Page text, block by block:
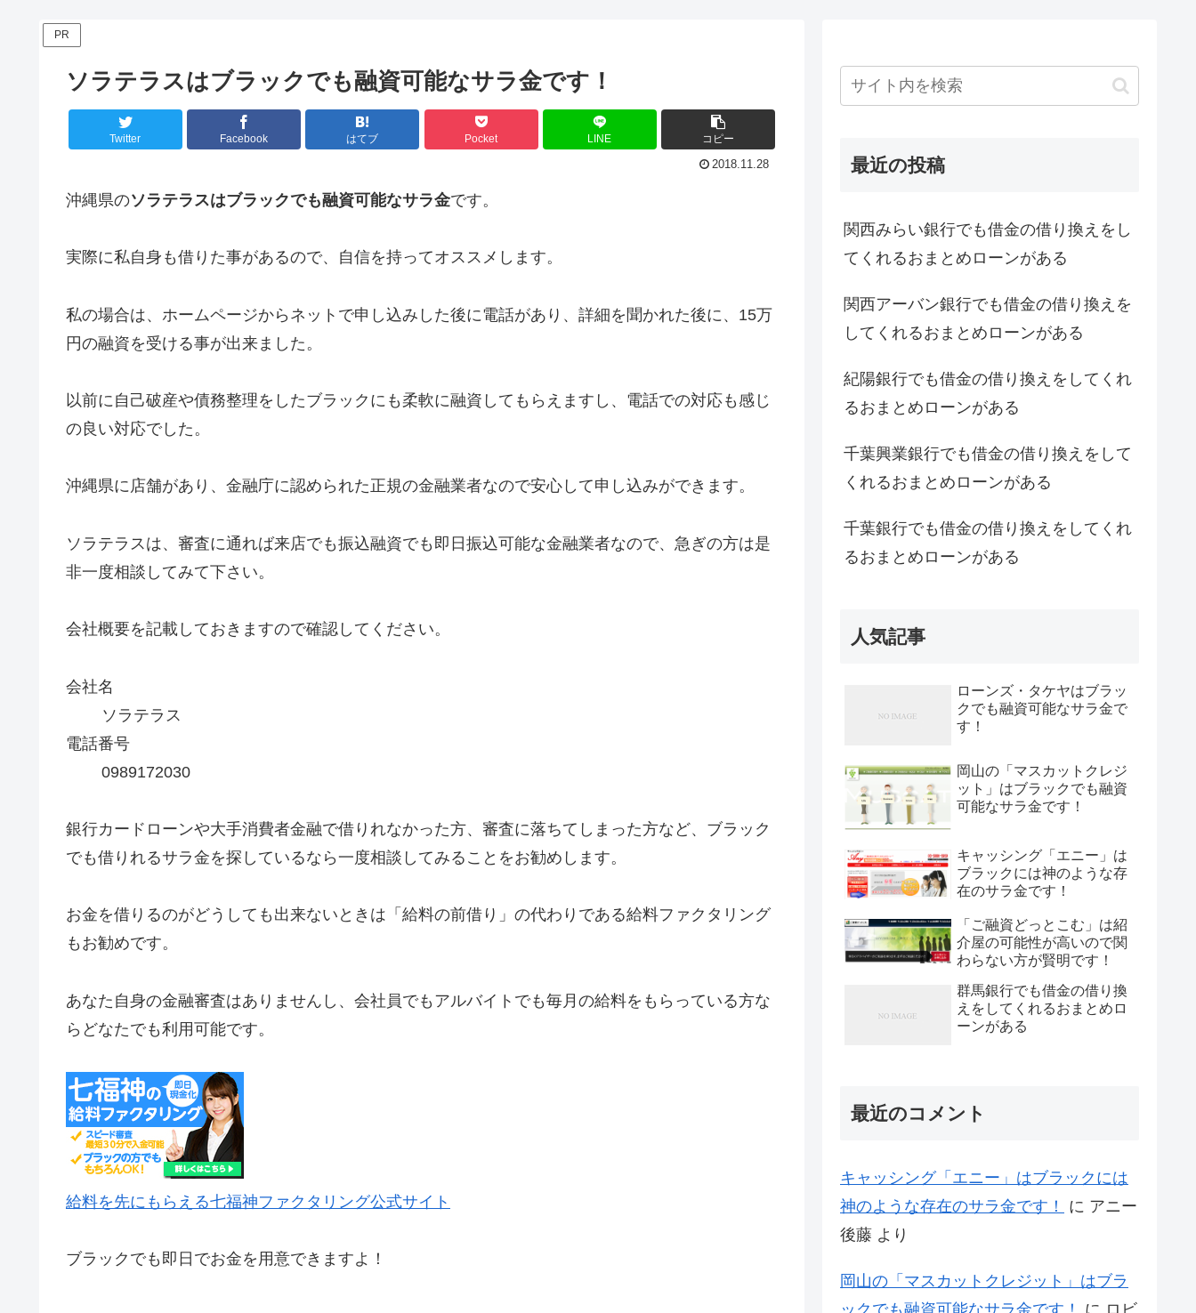
PR
ソラテラスはブラックでも融資可能なサラ金です！
Twitter Facebook はてブ Pocket LINE コピー
2018.11.28
沖縄県のソラテラスはブラックでも融資可能なサラ金です。
実際に私自身も借りた事があるので、自信を持ってオススメします。
私の場合は、ホームページからネットで申し込みした後に電話があり、詳細を聞かれた後に、15万
円の融資を受ける事が出来ました。
以前に自己破産や債務整理をしたブラックにも柔軟に融資してもらえますし、電話での対応も感じ
の良い対応でした。
沖縄県に店舗があり、金融庁に認められた正規の金融業者なので安心して申し込みができます。
ソラテラスは、審査に通れば来店でも振込融資でも即日振込可能な金融業者なので、急ぎの方は是
非一度相談してみて下さい。
会社概要を記載しておきますので確認してください。
会社名
ソラテラス
電話番号
0989172030
銀行カードローンや大手消費者金融で借りれなかった方、審査に落ちてしまった方など、ブラック
でも借りれるサラ金を探しているなら一度相談してみることをお勧めします。
お金を借りるのがどうしても出来ないときは「給料の前借り」の代わりである給料ファクタリング
もお勧めです。
あなた自身の金融審査はありませんし、会社員でもアルバイトでも毎月の給料をもらっている方な
らどなたでも利用可能です。
給料を先にもらえる七福神ファクタリング公式サイト
ブラックでも即日でお金を用意できますよ！
最近の投稿
関西みらい銀行でも借金の借り換えをし
てくれるおまとめローンがある
関西アーバン銀行でも借金の借り換えを
してくれるおまとめローンがある
紀陽銀行でも借金の借り換えをしてくれ
るおまとめローンがある
千葉興業銀行でも借金の借り換えをして
くれるおまとめローンがある
千葉銀行でも借金の借り換えをしてくれ
るおまとめローンがある
人気記事
ローンズ・タケヤはブラッ
クでも融資可能なサラ金で
す！
岡山の「マスカットクレジ
ット」はブラックでも融資
可能なサラ金です！
キャッシング「エニー」は
ブラックには神のような存
在のサラ金です！
「ご融資どっとこむ」は紹
介屋の可能性が高いので関
わらない方が賢明です！
群馬銀行でも借金の借り換
えをしてくれるおまとめロ
ーンがある
最近のコメント
キャッシング「エニー」はブラックには
神のような存在のサラ金です！
に アニー
後藤 より
岡山の「マスカットクレジット」はブラ